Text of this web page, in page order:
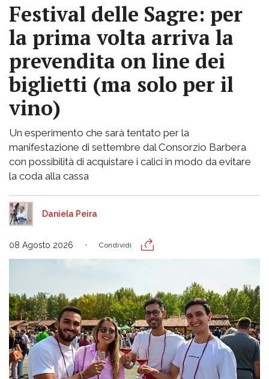
Festival delle Sagre: per
la prima volta arriva la
prevendita on line dei
biglietti (ma solo per il
vino)
Un esperimento che sarà tentato per la
manifestazione di settembre dal Consorzio Barbera
con possibilità di acquistare i calici in modo da evitare
la coda alla cassa
Daniela Peira
08 Agosto 2026 Condividi